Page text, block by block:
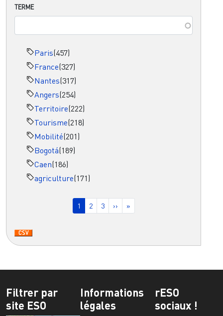
TERME
Paris(457)
France(327)
Nantes(317)
Angers(254)
Territoire(222)
Tourisme(218)
Mobilité(201)
Bogotá(189)
Caen(186)
agriculture(171)
Page courante
1 Page
2 Page
3 Page suivante
›› Dernière page
»
Filtrer par
site ESO
Informations
légales
rESO
sociaux !